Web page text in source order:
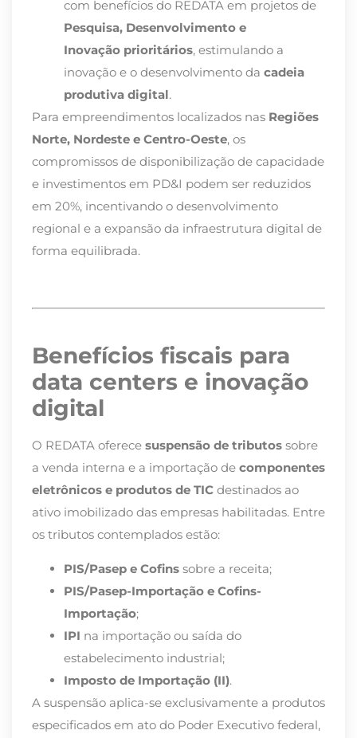
com benefícios do REDATA em projetos de
Pesquisa, Desenvolvimento e
Inovação prioritários, estimulando a
inovação e o desenvolvimento da cadeia
produtiva digital.
Para empreendimentos localizados nas Regiões
Norte, Nordeste e Centro-Oeste, os
compromissos de disponibilização de capacidade
e investimentos em PD&I podem ser reduzidos
em 20%, incentivando o desenvolvimento
regional e a expansão da infraestrutura digital de
forma equilibrada.
Benefícios fiscais para
data centers e inovação
digital
O REDATA oferece suspensão de tributos sobre
a venda interna e a importação de componentes
eletrônicos e produtos de TIC destinados ao
ativo imobilizado das empresas habilitadas. Entre
os tributos contemplados estão:
PIS/Pasep e Cofins sobre a receita;
PIS/Pasep-Importação e Cofins-
Importação;
IPI na importação ou saída do
estabelecimento industrial;
Imposto de Importação (II).
A suspensão aplica-se exclusivamente a produtos
especificados em ato do Poder Executivo federal,